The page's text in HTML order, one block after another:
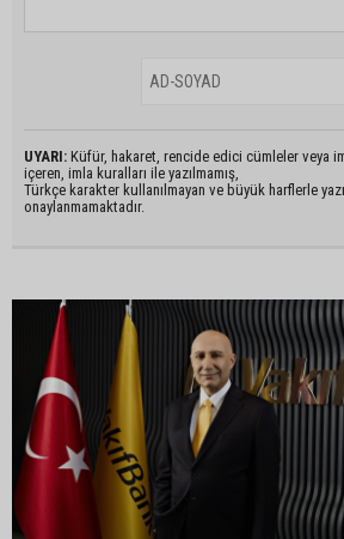
UYARI: Küfür, hakaret, rencide edici cümleler veya
içeren, imla kuralları ile yazılmamış,
Türkçe karakter kullanılmayan ve büyük harflerle
onaylanmamaktadır.